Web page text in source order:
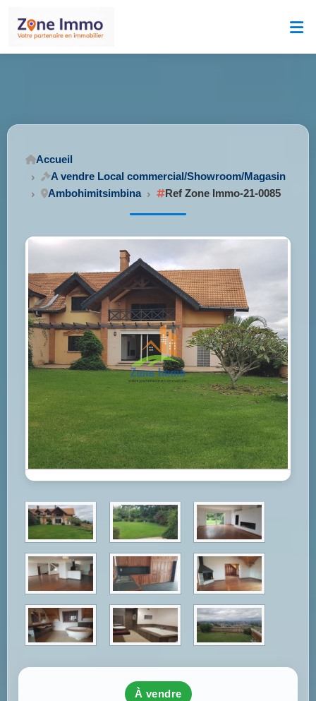
Accueil
A vendre Local commercial/Showroom/Magasin
Ambohimitsimbina
Ref Zone Immo-21-0085
à vendre